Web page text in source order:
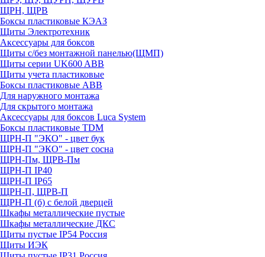
ЩРН, ЩРВ
Боксы пластиковые КЭАЗ
Щиты Электротехник
Аксессуары для боксов
Щиты с/без монтажной панелью(ЩМП)
Щиты серии UK600 ABB
Щиты учета пластиковые
Боксы пластиковые ABB
Для наружного монтажа
Для скрытого монтажа
Аксессуары для боксов Luca System
Боксы пластиковые TDM
ЩРН-П "ЭКО" - цвет бук
ЩРН-П "ЭКО" - цвет сосна
ЩРН-Пм, ЩРВ-Пм
ЩРН-П IP40
ЩРН-П IP65
ЩРН-П, ЩРВ-П
ЩРН-П (б) с белой дверцей
Шкафы металлические пустые
Шкафы металлические ДКС
Щиты пустые IP54 Россия
Щиты ИЭК